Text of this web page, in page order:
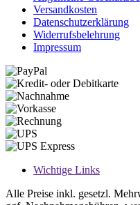
Versandkosten
Datenschutzerklärung
Widerrufsbelehrung
Impressum
Wichtige Links
Alle Preise inkl. gesetzl.